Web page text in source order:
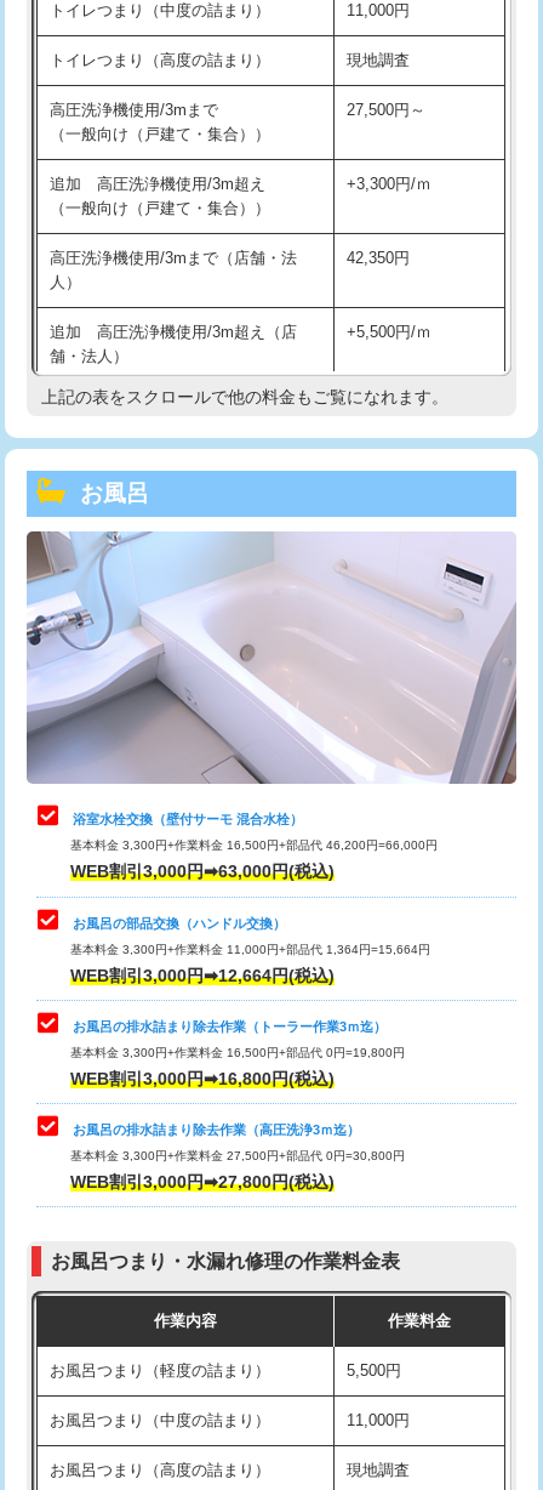
トイレつまり（中度の詰まり） 11,000円
トイレつまり（高度の詰まり） 現地調査
高圧洗浄機使用/3mまで
（一般向け（戸建て・集合））
27,500円～
追加 高圧洗浄機使用/3m超え
（一般向け（戸建て・集合））
+3,300円/ｍ
高圧洗浄機使用/3mまで（店舗・法
人）
42,350円
追加 高圧洗浄機使用/3m超え（店
舗・法人）
+5,500円/ｍ
高度高圧洗浄換 現地調査
トーラー機使用/3mまで
追加トーラー機使用/3m超え
カメラ調査 33,000円
桝清掃 8,800円
止水・漏水調査・防水処理・清掃・修
理・調整・分解・加工など（軽作業）
止水・漏水調査・防水処理・清掃・修
理・調整・分解・加工など（中作業）
22,000円
止水・漏水調査・防水処理・清掃・修
理・調整・分解・加工など（重作業）
33,000円
トイレタンク脱着
トイレ便器脱着
タンクレストイレ脱着 33,000円
小便器トイレ脱着
その他部品の脱着 8,800円～
交換・取付（タンク）
交換・取付（普通便座） 11,000円+材料費
交換・取付（温水洗浄便座） 16,500円+材料費
交換・取付(単水栓（壁付・デッキ
式）)
13,200円+材料費
交換・取付(混合水栓（壁付・デッキ
式・ワンホール）)
16,500円+材料費
上記の表をスクロールで他の料金もご覧になれます。
お風呂
浴室水栓交換（壁付サーモ 混合水栓）
基本料金 3,300円+作業料金 16,500円+部品代 46,200円=66,000円
WEB割引3,000円➡63,000円(税込)
お風呂の部品交換（ハンドル交換）
基本料金 3,300円+作業料金 11,000円+部品代 1,364円=15,664円
WEB割引3,000円➡12,664円(税込)
お風呂の排水詰まり除去作業（トーラー作業3ｍ迄）
基本料金 3,300円+作業料金 16,500円+部品代 0円=19,800円
WEB割引3,000円➡16,800円(税込)
お風呂の排水詰まり除去作業（高圧洗浄3ｍ迄）
基本料金 3,300円+作業料金 27,500円+部品代 0円=30,800円
WEB割引3,000円➡27,800円(税込)
お風呂つまり・水漏れ修理の作業料金表
作業内容 作業料金
お風呂つまり（軽度の詰まり） 5,500円
お風呂つまり（中度の詰まり） 11,000円
お風呂つまり（高度の詰まり） 現地調査